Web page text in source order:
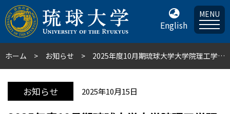
English
MENU
ホーム お知らせ 2025年度10月期琉球大学大学院理工学研究科及び保健学研究科留学生特別プログラム入学式を挙行
お知らせ 2025年10月15日